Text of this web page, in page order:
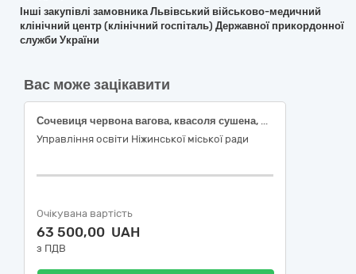
Інші закупівлі замовника Львівський військово-медичний
клінічний центр (клінічний госпіталь) Державної прикордонної
служби України
Вас може зацікавити
Сочевиця червона вагова, квасоля сушена, біла та крупа горохова фасована (згідно код ДК 021:2015 03210000-6 – Зернові культури та картопля)
Управління освіти Ніжинської міської ради
Очікувана вартість
63 500,00 UAH
з ПДВ